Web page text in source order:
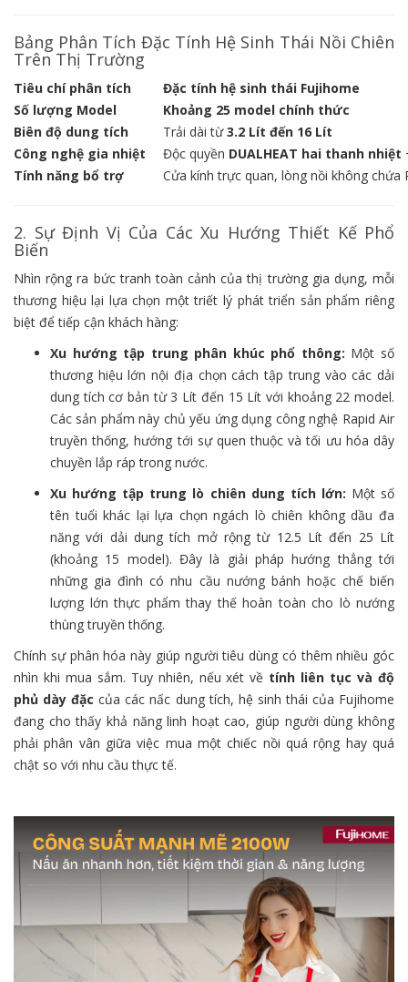
Bảng Phân Tích Đặc Tính Hệ Sinh Thái Nồi Chiên
Trên Thị Trường
Tiêu chí phân tích
Đặc tính hệ sinh thái Fujihome
Số lượng Model
Khoảng 25 model chính thức
Biên độ dung tích
Trải dài từ3.2 Lít đến 16 Lít
Công nghệ gia nhiệt
Độc quyền DUALHEAT hai thanh nhiệt
Tính năng bổ trợ
Cửa kính trực quan, lòng nồi không chứa
2. Sự Định Vị Của Các Xu Hướng Thiết Kế Phổ
Biến
Nhìn rộng ra bức tranh toàn cảnh của thị trường gia dụng, mỗi
thương hiệu lại lựa chọn một triết lý phát triển sản phẩm riêng
biệt để tiếp cận khách hàng:
Xu hướng tập trung phân khúc phổ thông: Một số
thương hiệu lớn nội địa chọn cách tập trung vào các dải
dung tích cơ bản từ 3 Lít đến 15 Lít với khoảng 22 model.
Các sản phẩm này chủ yếu ứng dụng công nghệ Rapid Air
truyền thống, hướng tới sự quen thuộc và tối ưu hóa dây
chuyền lắp ráp trong nước.
Xu hướng tập trung lò chiên dung tích lớn: Một số
tên tuổi khác lại lựa chọn ngách lò chiên không dầu đa
năng với dải dung tích mở rộng từ 12.5 Lít đến 25 Lít
(khoảng 15 model). Đây là giải pháp hướng thẳng tới
những gia đình có nhu cầu nướng bánh hoặc chế biến
lượng lớn thực phẩm thay thế hoàn toàn cho lò nướng
thùng truyền thống.
Chính sự phân hóa này giúp người tiêu dùng có thêm nhiều góc
nhìn khi mua sắm. Tuy nhiên, nếu xét về tính liên tục và độ
phủ dày đặc của các nấc dung tích, hệ sinh thái của Fujihome
đang cho thấy khả năng linh hoạt cao, giúp người dùng không
phải phân vân giữa việc mua một chiếc nồi quá rộng hay quá
chật so với nhu cầu thực tế.